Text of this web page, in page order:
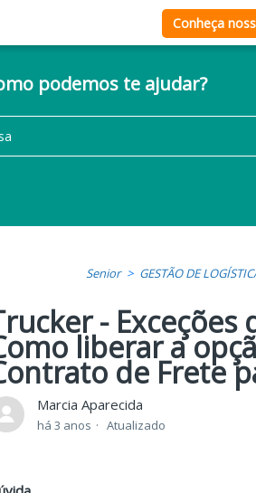
Conheça
podemos te ajudar?
Senior GESTÃO DE
- Exceções
liberar a
de Frete
Marcia Aparecida
há 3 anos Atualizado